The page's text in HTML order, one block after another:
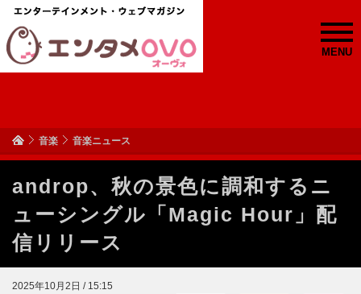
MENU
音楽 音楽ニュース
androp、秋の景色に調和するニ
ューシングル「Magic Hour」配
信リリース
2025年10月2日 / 15:15